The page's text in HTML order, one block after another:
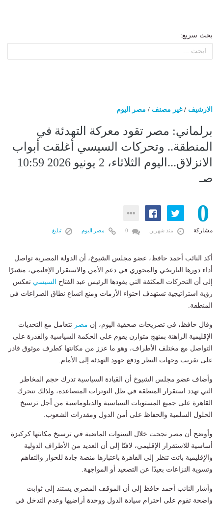
بحث سريع:
الارشيف /غير مصنف / مصر اليوم
برلماني: مصر تقود معركة التهدئة في
المنطقة.. وتحركات السيسي أغلقت أبواب
الانزلاق...اليوم الثلاثاء، 2 يونيو 2026 10:59
صـ
0
مشاركة منذ شهرين مصر اليوم تبليغ
أكد النائب أحمد حافظ، عضو مجلس الشيوخ، أن الدولة المصرية تواصل
أداء دورها التاريخي والمحوري في دعم الأمن والاستقرار الإقليمي، مشيرًا
إلى أن التحركات المكثفة التي يقودها الرئيس عبد الفتاح
السيسي تعكس
رؤية استراتيجية تستهدف احتواء الأزمات ومنع اتساع نطاق الصراعات في
المنطقة.
وقال حافظ، في تصريحات صحفية اليوم، إن مصر تتعامل مع التحديات
الإقليمية الراهنة بمنهج متوازن يقوم على الحكمة السياسية والقدرة على
التواصل مع مختلف الأطراف، وهو ما عزز من مكانتها كطرف موثوق قادر
على تقريب وجهات النظر ودفع جهود التهدئة إلى الأمام.
وأضاف عضو مجلس الشيوخ أن القيادة السياسية تدرك حجم المخاطر
التي تهدد استقرار المنطقة في ظل التوترات المتصاعدة، ولذلك تتحرك
القاهرة على جميع المستويات السياسية والدبلوماسية من أجل ترسيخ
الحلول السلمية والحفاظ على أمن الدول ومقدرات الشعوب.
وأوضح أن مصر نجحت خلال السنوات الماضية في ترسيخ مكانتها كركيزة
أساسية للاستقرار الإقليمي، لافتًا إلى أن العديد من الأطراف الدولية
والإقليمية باتت تنظر إلى القاهرة باعتبارها منصة جادة للحوار والتفاهم
وتسوية النزاعات بعيدًا عن التصعيد أو المواجهة.
وأشار النائب أحمد حافظ إلى أن الموقف المصري يستند إلى ثوابت
واضحة تقوم على احترام سيادة الدول ووحدة أراضيها وعدم التدخل في